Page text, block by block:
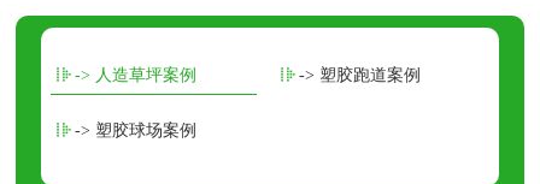
-> 人造草坪案例 -> 塑胶跑道案例
-> 塑胶球场案例